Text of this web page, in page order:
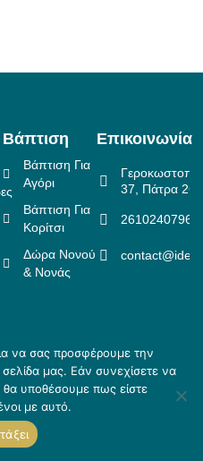
Βάπτιση
Βάπτιση Για
Αγόρι
Βάπτιση Για
Κορίτσι
Δώρα Νονού
& Νονάς
Επικοινωνία
37, Πάτρα
2610240796
Επιστροφών
Απορρήτου
αποστολής & Τρόποι
να σας προσφέρουμε την
μας. Εάν συνεχίσετε να
θα υποθέσουμε πως είστε
με αυτό.